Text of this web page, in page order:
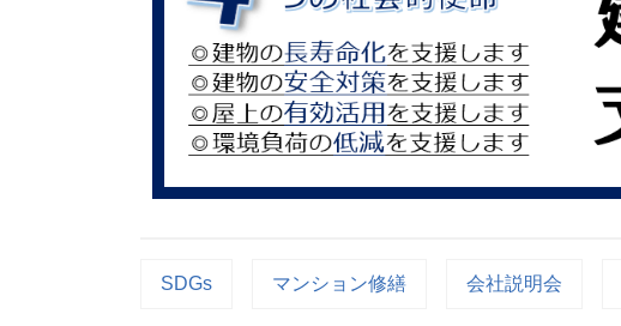
SDGs マンション修繕 会社説明会